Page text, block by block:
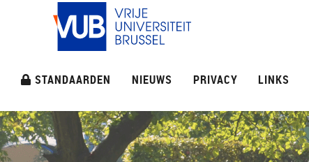
STANDAARDEN NIEUWS PRIVACY LINKS